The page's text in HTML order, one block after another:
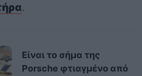
.
Είναι το σήμα της
Porsche φτιαγμένο από